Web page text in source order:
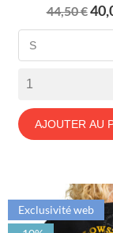
Prix
de
44,50 €
AJOUTER AU
Exclusivité web